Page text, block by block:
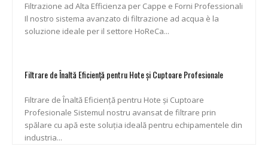
Filtrazione ad Alta Efficienza per Cappe e Forni Professionali
Il nostro sistema avanzato di filtrazione ad acqua è la
soluzione ideale per il settore HoReCa...
Filtrare de Înaltă Eficiență pentru Hote și Cuptoare Profesionale
Filtrare de Înaltă Eficiență pentru Hote și Cuptoare
Profesionale Sistemul nostru avansat de filtrare prin
spălare cu apă este soluția ideală pentru echipamentele din
industria...